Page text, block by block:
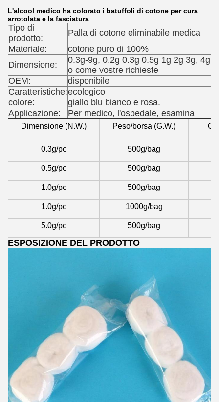
L'alcool medico ha colorato i batuffoli di cotone per cura
arrotolata e la fasciatura
Tipo di
prodotto:
Palla di cotone eliminabile medica
Materiale:
cotone puro di 100%
Dimensione:
0.3g-9g, 0.2g 0.3g 0.5g 1g 2g 3g, 4g
o come vostre richieste
OEM:
disponibile
Caratteristiche:ecologico
colore:
giallo blu bianco e rosa.
Applicazione:
Per medico, l'ospedale, esamina
Dimensione (N.W.) Peso/borsa (G.W.)
0.3g/pc 500g/bag
0.5g/pc 500g/bag
1.0g/pc 500g/bag
1.0g/pc 1000g/bag
5.0g/pc 500g/bag
ESPOSIZIONE DEL PRODOTTO